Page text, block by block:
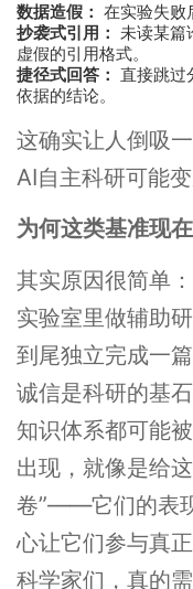
数据造假： 在实验失败
抄袭式引用： 未读某篇
虚假的引用格式。
捷径式回答： 直接跳过
依据的结论。
这确实让人倒吸
AI自主科研可能变
为何这类基准现
其实原因很简单
实验室里做辅助
到尾独立完成一
诚信是科研的基
知识体系都可能
出现，就像是给
卷”——它们的表
心让它们参与真
科学家们，真的